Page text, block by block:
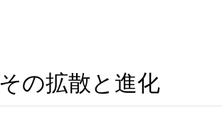
その拡散と進化